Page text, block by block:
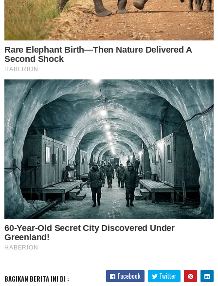
BAGIKAN BERITA INI DI : Facebook Twitter